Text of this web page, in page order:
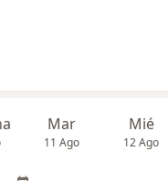
Mar
11 Ago
Mié
12 Ago